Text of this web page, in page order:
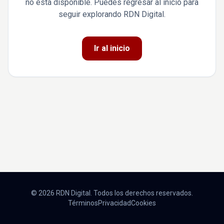
no está disponible. Puedes regresar al inicio para
seguir explorando RDN Digital.
Ir al inicio
© 2026 RDN Digital. Todos los derechos reservados.
TérminosPrivacidadCookies